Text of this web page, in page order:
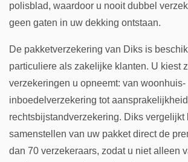
polisblad, waardoor u nooit dubbel
geen gaten in uw dekking ontstaan.
De pakketverzekering van Diks is
particuliere als zakelijke klanten. U kiest
verzekeringen u opneemt: van woonhuis-
inboedelverzekering tot
rechtsbijstandverzekering. Diks vergelijkt
samenstellen van uw pakket direct de
dan 70 verzekeraars, zodat u niet alleen